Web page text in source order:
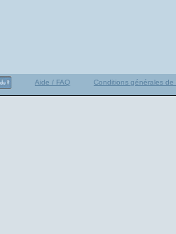
Aide / FAQ Conditions générales de